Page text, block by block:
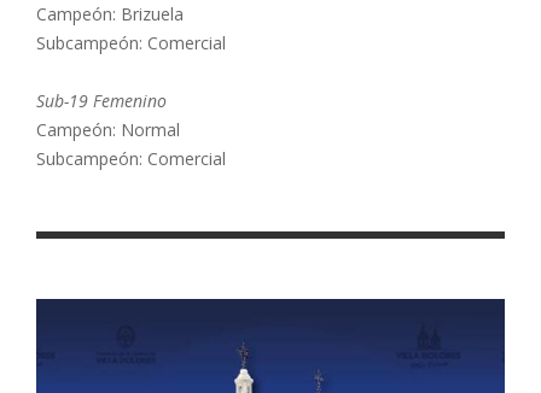
Campeón: Brizuela
Subcampeón: Comercial
Sub-19 Femenino
Campeón: Normal
Subcampeón: Comercial